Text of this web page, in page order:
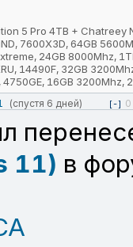
5 Pro 4TB +
7600X3D, 64GB
24GB 8000Mhz,
14490F, 32GB
16GB 3200Mhz,
(спустя 6 дней) [-] 0
11) в